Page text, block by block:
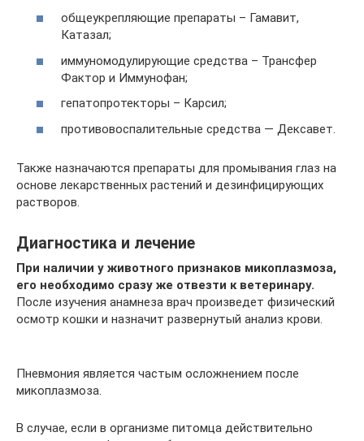
общеукрепляющие препараты – Гамавит,
Катазал;
иммуномодулирующие средства – Трансфер
Фактор и Иммунофан;
гепатопротекторы – Карсил;
противовоспалительные средства — Дексавет.
Также назначаются препараты для промывания глаз на
основе лекарственных растений и дезинфицирующих
растворов.
Диагностика и лечение
При наличии у животного признаков микоплазмоза,
его необходимо сразу же отвезти к ветеринару.
После изучения анамнеза врач произведет физический
осмотр кошки и назначит развернутый анализ крови.
Пневмония является частым осложнением после
микоплазмоза.
В случае, если в организме питомца действительно